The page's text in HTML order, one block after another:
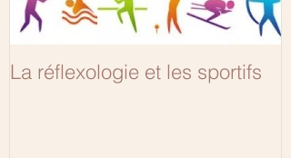
La réflexologie et les sportifs